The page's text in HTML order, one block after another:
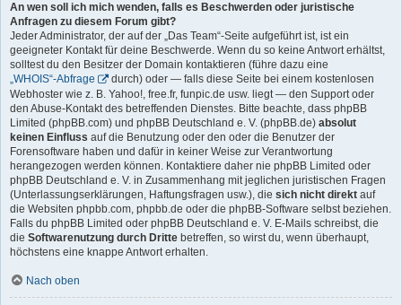
An wen soll ich mich wenden, falls es Beschwerden oder juristische
Anfragen zu diesem Forum gibt?
Jeder Administrator, der auf der „Das Team“-Seite aufgeführt ist, ist ein
geeigneter Kontakt für deine Beschwerde. Wenn du so keine Antwort erhältst,
solltest du den Besitzer der Domain kontaktieren (führe dazu eine
„WHOIS“-Abfrage
durch) oder — falls diese Seite bei einem kostenlosen
Webhoster wie z. B. Yahoo!, free.fr, funpic.de usw. liegt — den Support oder
den Abuse-Kontakt des betreffenden Dienstes. Bitte beachte, dass phpBB
Limited (phpBB.com) und phpBB Deutschland e. V. (phpBB.de) absolut
keinen Einfluss auf die Benutzung oder den oder die Benutzer der
Forensoftware haben und dafür in keiner Weise zur Verantwortung
herangezogen werden können. Kontaktiere daher nie phpBB Limited oder
phpBB Deutschland e. V. in Zusammenhang mit jeglichen juristischen Fragen
(Unterlassungserklärungen, Haftungsfragen usw.), die sich nicht direkt auf
die Websiten phpbb.com, phpbb.de oder die phpBB-Software selbst beziehen.
Falls du phpBB Limited oder phpBB Deutschland e. V. E-Mails schreibst, die
die Softwarenutzung durch Dritte betreffen, so wirst du, wenn überhaupt,
höchstens eine knappe Antwort erhalten.
Nach oben